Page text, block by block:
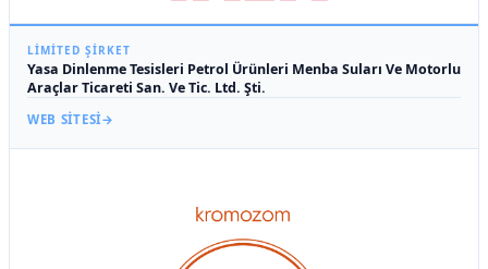
LIMITED ŞIRKET
Yasa Dinlenme Tesisleri Petrol Ürünleri Menba Suları Ve Motorlu
Araçlar Ticareti San. Ve Tic. Ltd. Şti.
WEB SITESI→